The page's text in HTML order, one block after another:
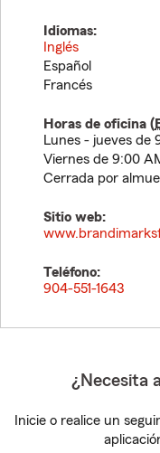
Idiomas:
Inglés
Español
Francés
Horas de oficina (
Lunes - jueves de
Viernes de 9:00
Cerrada por
Sitio web:
Teléfono:
904-551-1643
¿Necesita
Inicie o realice un